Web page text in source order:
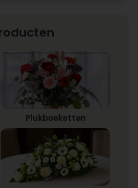
Plukboeketten